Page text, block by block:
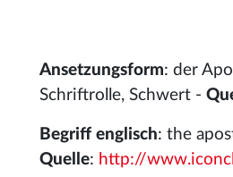
Ansetzungsform: der
Schriftrolle, Schwert -
Begriff englisch: the
Quelle: http://